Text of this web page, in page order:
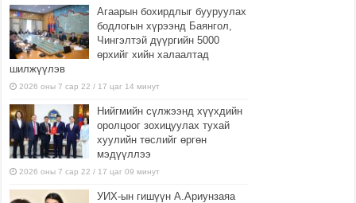
Агаарын бохирдлыг бууруулах
бодлогын хүрээнд Баянгол,
Чингэлтэй дүүргийн 5000
өрхийг хийн халаалтад
шилжүүлэв
2026 оны 7 сар 22 / 17 цаг 14 минут
Нийгмийн сүлжээнд хүүхдийн
оролцоог зохицуулах тухай
хуулийн төслийг өргөн
мэдүүллээ
2026 оны 7 сар 22 / 17 цаг 09 минут
УИХ-ын гишүүн А.Ариунзаяа